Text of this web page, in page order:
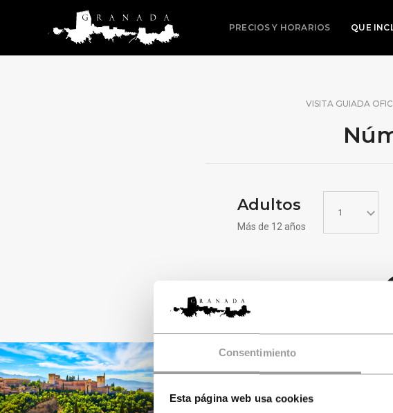
Consentimiento
Esta página web usa cookies
PRECIOS Y HORARIOS QUE
VISITA GUIADA
Adultos
Más de 12 años